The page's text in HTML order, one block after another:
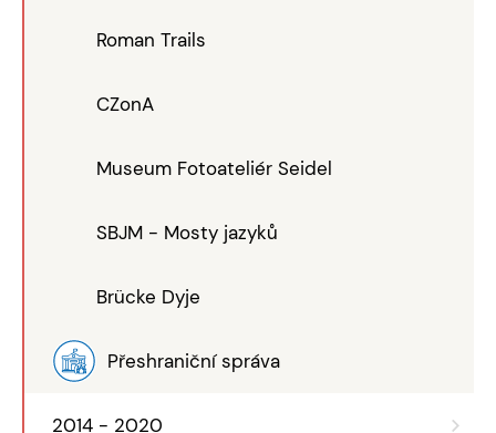
Roman Trails
CZonA
Museum Fotoateliér Seidel
SBJM - Mosty jazyků
Brücke Dyje
Přeshraniční správa
2014 - 2020